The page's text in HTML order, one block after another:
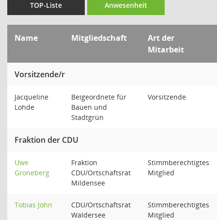
TOP-Liste Anwesenheit
Name Mitgliedschaft
Art der
Mitarbeit
Vorsitzende/r
Jacqueline
Lohde
Beigeordnete für
Bauen und
Stadtgrün
Vorsitzende
Fraktion der CDU
Uwe
Groneberg
Fraktion
CDU/Ortschaftsrat
Mildensee
Stimmberechtigtes
Mitglied
Tobias John
CDU/Ortschaftsrat
Waldersee
Stimmberechtigtes
Mitglied